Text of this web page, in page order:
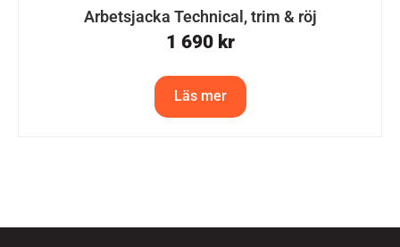
Arbetsjacka Technical, trim & röj
1 690 kr
Läs mer